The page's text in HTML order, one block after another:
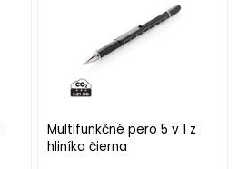
Multifunkčné pero 5 v 1 z
hliníka čierna